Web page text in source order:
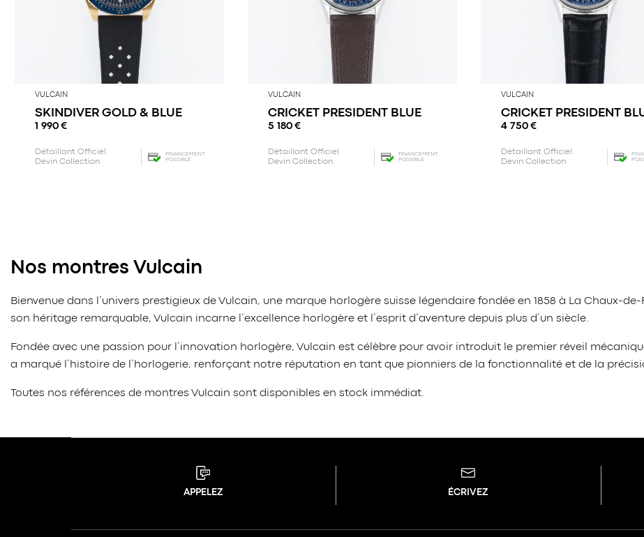
VULCAIN
SKINDIVER GOLD & BLUE
1 990€
Détaillant Officiel
Devin Collection
FINANCEMENT
POSSIBLE
VULCAIN
CRICKET PRESIDENT BLUE
5 180€
Détaillant Officiel
Devin Collection
FINANCEMENT
POSSIBLE
VULCAIN
CRICKET PRESIDENT
4 750 €
Détaillant Officiel
Devin Collection
Nos montres Vulcain
Bienvenue dans l’univers prestigieux de Vulcain, une marque horlogère suisse légendaire fondée en 1858 à La Chaux-
son héritage remarquable, Vulcain incarne l’excellence horlogère et l’esprit d’aventure depuis plus d’un siècle.
Fondée avec une passion pour l’innovation horlogère, Vulcain est célèbre pour avoir introduit le premier réveil
a marqué l’histoire de l’horlogerie, renforçant notre réputation en tant que pionniers de la fonctionnalité et de la
Toutes nos références de montres Vulcain sont disponibles en stock immédiat.
APPELEZ ÉCRIVEZ